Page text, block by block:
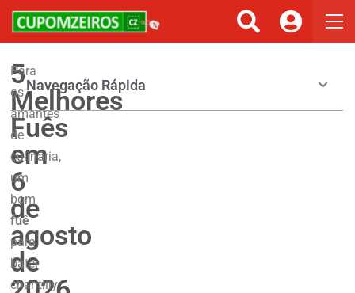
5
Melhores
Fuês
em
6
de
agosto
de
Para
os
amantes
de
culinária,
um
bom
fuê
para
bater
chantilly
Navegação Rápida